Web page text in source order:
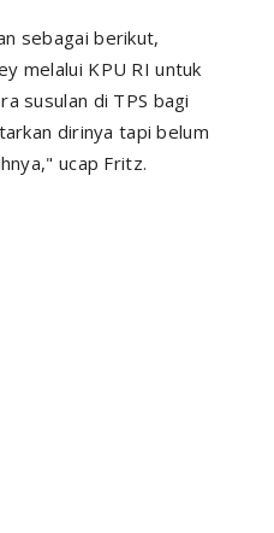
sebagai berikut,
melalui KPU RI untuk
susulan di TPS bagi
dirinya tapi belum
ucap Fritz.